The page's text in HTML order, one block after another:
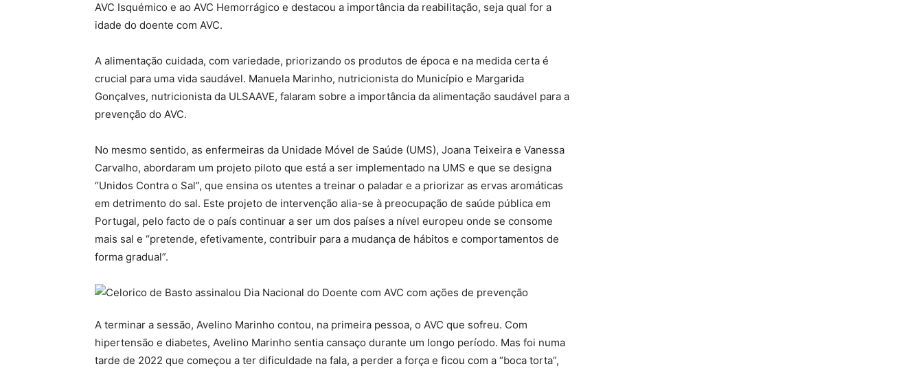
AVC Isquémico e ao AVC Hemorrágico e destacou a importância da reabilitação, seja qual for a
idade do doente com AVC.
A alimentação cuidada, com variedade, priorizando os produtos de época e na medida certa é
crucial para uma vida saudável. Manuela Marinho, nutricionista do Município e Margarida
Gonçalves, nutricionista da ULSAAVE, falaram sobre a importância da alimentação saudável para a
prevenção do AVC.
No mesmo sentido, as enfermeiras da Unidade Móvel de Saúde (UMS), Joana Teixeira e Vanessa
Carvalho, abordaram um projeto piloto que está a ser implementado na UMS e que se designa
“Unidos Contra o Sal”, que ensina os utentes a treinar o paladar e a priorizar as ervas aromáticas
em detrimento do sal. Este projeto de intervenção alia-se à preocupação de saúde pública em
Portugal, pelo facto de o país continuar a ser um dos países a nível europeu onde se consome
mais sal e “pretende, efetivamente, contribuir para a mudança de hábitos e comportamentos de
forma gradual”.
A terminar a sessão, Avelino Marinho contou, na primeira pessoa, o AVC que sofreu. Com
hipertensão e diabetes, Avelino Marinho sentia cansaço durante um longo período. Mas foi numa
tarde de 2022 que começou a ter dificuldade na fala, a perder a força e ficou com a “boca torta”,